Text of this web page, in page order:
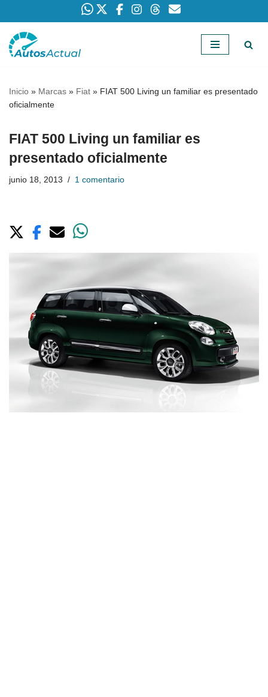
Saltar
Inicio » Marcas » Fiat » FIAT 500 Living un familiar es presentado
oficialmente
FIAT 500 Living un familiar es
presentado oficialmente
junio 18, 2013 1 comentario